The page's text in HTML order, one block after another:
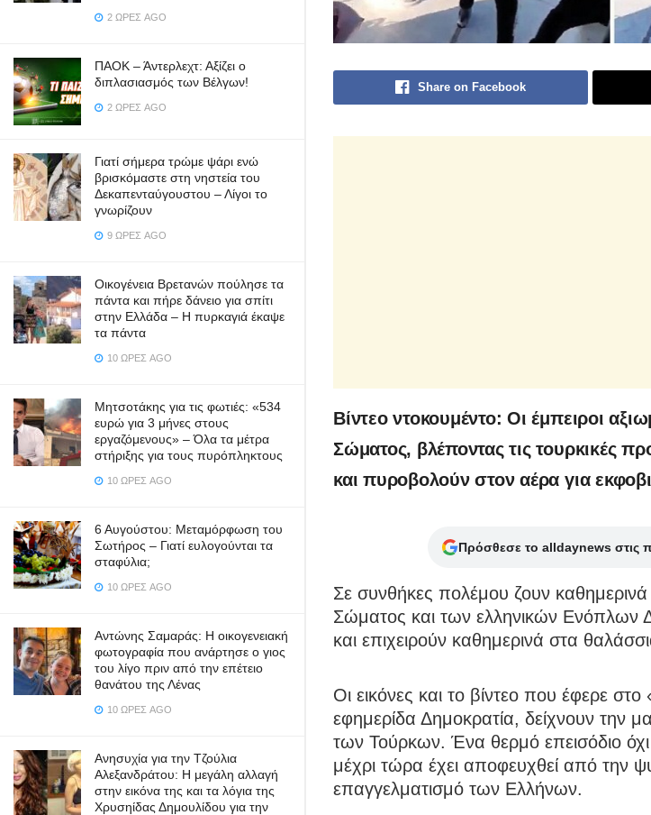
2 ΏΡΕΣ AGO
ΠΑΟΚ – Άντερλεχτ: Αξίζει ο
διπλασιασμός των Βέλγων!
2 ΏΡΕΣ AGO
Γιατί σήμερα τρώμε ψάρι ενώ
βρισκόμαστε στη νηστεία του
Δεκαπενταύγουστου – Λίγοι το
γνωρίζουν
9 ΏΡΕΣ AGO
Οικογένεια Βρετανών πούλησε τα
πάντα και πήρε δάνειο για σπίτι
στην Ελλάδα – Η πυρκαγιά έκαψε
τα πάντα
10 ΏΡΕΣ AGO
Μητσοτάκης για τις φωτιές: «534
ευρώ για 3 μήνες στους
εργαζόμενους» – Όλα τα μέτρα
στήριξης για τους πυρόπληκτους
10 ΏΡΕΣ AGO
6 Αυγούστου: Μεταμόρφωση του
Σωτήρος – Γιατί ευλογούνται τα
σταφύλια;
10 ΏΡΕΣ AGO
Αντώνης Σαμαράς: Η οικογενειακή
φωτογραφία που ανάρτησε ο γιος
του λίγο πριν από την επέτειο
θανάτου της Λένας
10 ΏΡΕΣ AGO
Ανησυχία για την Τζούλια
Αλεξανδράτου: Η μεγάλη αλλαγή
στην εικόνα της και τα λόγια της
Χρυσηίδας Δημουλίδου για την
Share on Facebook
Βίντεο ντοκουμέντο: Οι έμπειροι
Σώματος, βλέποντας τις τουρκικές
και πυροβολούν στον αέρα για
Πρόσθεσε το alldaynews στις
Σε συνθήκες πολέμου ζουν καθημερινά
Σώματος και των ελληνικών Ενόπλων
και επιχειρούν καθημερινά στα
Οι εικόνες και το βίντεο που έφερε
εφημερίδα Δημοκρατία, δείχνουν την
των Τούρκων. Ένα θερμό επεισόδιο
μέχρι τώρα έχει αποφευχθεί από την
επαγγελματισμό των Ελλήνων.